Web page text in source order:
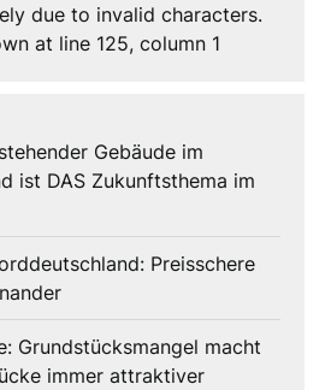
due to invalid characters.
at line 125, column 1
Gebäude im
ist DAS Zukunftsthema im
Preisschere
Grundstücksmangel macht
immer attraktiver